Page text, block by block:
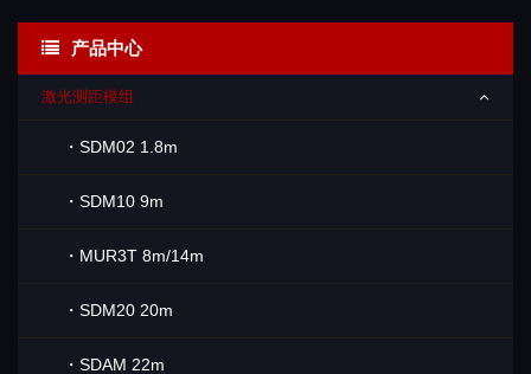
产品中心
激光测距模组
・SDM02 1.8m
・SDM10 9m
・MUR3T 8m/14m
・SDM20 20m
・SDAM 22m